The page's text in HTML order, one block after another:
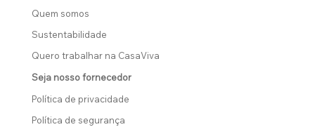
Quem somos
Sustentabilidade
Seja nosso fornecedor
Quero trabalhar na CasaViva
Política de privacidade
Política de segurança